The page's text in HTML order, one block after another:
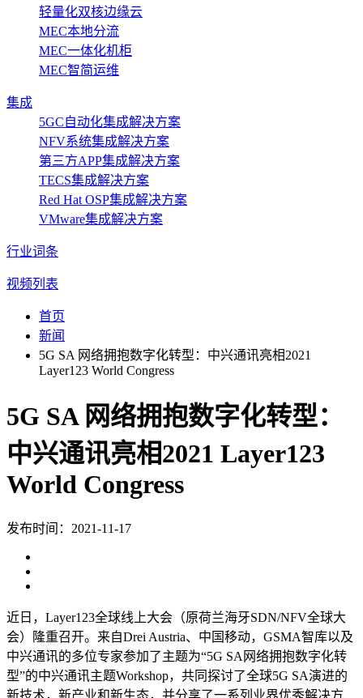
轻量化双核边缘云
MEC本地分流
MEC一体化机柜
MEC智简运维
集成
5GC自动化集成解决方案
NFV系统集成解决方案
第三方APP集成解决方案
TECS集成解决方案
Red Hat OSP集成解决方案
VMware集成解决方案
行业词条
视频列表
首页
新闻
5G SA 网络拥抱数字化转型：中兴通讯亮相2021
Layer123 World Congress
5G SA 网络拥抱数字化转型：
中兴通讯亮相2021 Layer123
World Congress
发布时间：2021-11-17
近日，Layer123全球线上大会（原荷兰海牙SDN/NFV全球大
会）隆重召开。来自Drei Austria、中国移动，GSMA智库以及
中兴通讯的多位专家参加了主题为“5G SA网络拥抱数字化转
型”的中兴通讯主题Workshop，共同探讨了全球5G SA演进的
新技术，新产业和新生态，并分享了一系列业界优秀解决方